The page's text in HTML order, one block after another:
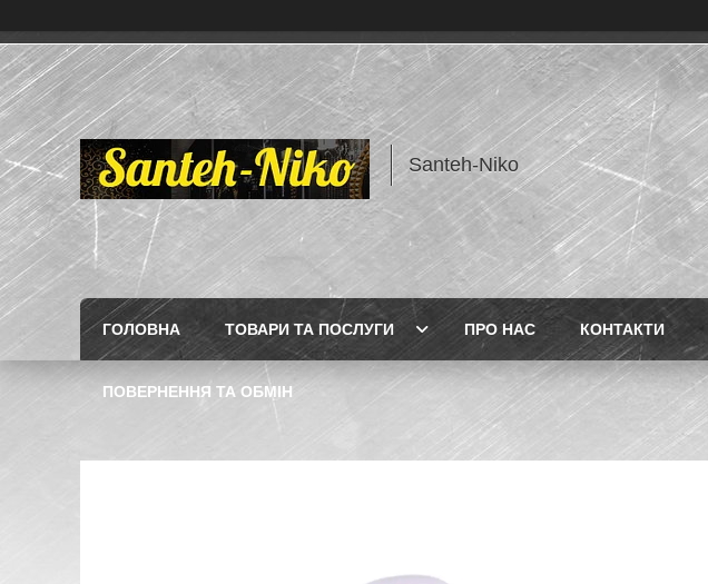
Santeh-Niko
ГОЛОВНА ТОВАРИ ТА ПОСЛУГИ ПРО НАС КОНТАКТИ
ПОВЕРНЕННЯ ТА ОБМІН